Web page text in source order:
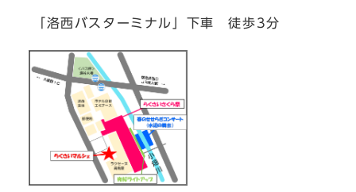
「洛西バスターミナル」下車 徒歩3分